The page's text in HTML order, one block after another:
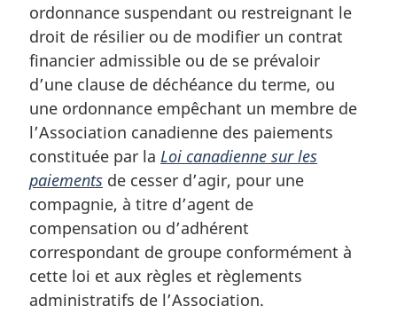
m
a
g
i
n
a
e
:
ordonnance suspendant ou restreignant le
droit de résilier ou de modifier un contrat
financier admissible ou de se prévaloir
d’une clause de déchéance du terme, ou
une ordonnance empêchant un membre de
l’Association canadienne des paiements
constituée par la Loi canadienne sur les
paiements de cesser d’agir, pour une
compagnie, à titre d’agent de
compensation ou d’adhérent
correspondant de groupe conformément à
cette loi et aux règles et règlements
administratifs de l’Association.